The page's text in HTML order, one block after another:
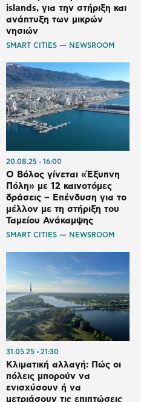
islands, για την στήριξη και
ανάπτυξη των μικρών
νησιών
SMART CITIES — NEWSROOM
20.08.25 16:00
Ο Βόλος γίνεται «Έξυπνη
Πόλη» με 12 καινοτόμες
δράσεις – Επένδυση για το
μέλλον με τη στήριξη του
Ταμείου Ανάκαμψης
SMART CITIES — NEWSROOM
31.05.25 21:30
Κλιματική αλλαγή: Πώς οι
πόλεις μπορούν να
ενισχύσουν ή να
μετριάσουν τις επιπτώσεις